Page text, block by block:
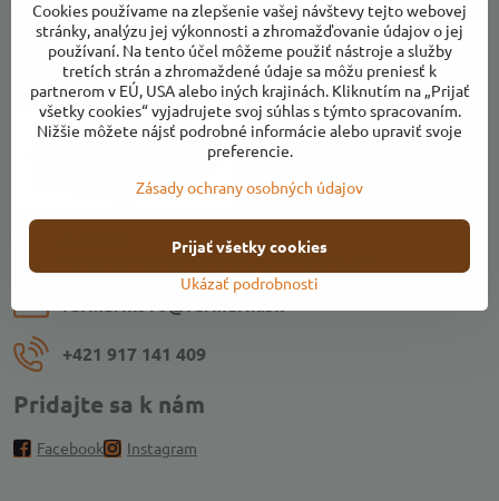
Kontakty
+421 917 141 409
Pridajte sa k nám
Facebook Instagram
Cookies používame na zlepšenie vašej návštevy tejto webovej
stránky, analýzu jej výkonnosti a zhromažďovanie údajov o jej
používaní. Na tento účel môžeme použiť nástroje a služby
tretích strán a zhromaždené údaje sa môžu preniesť k
partnerom v EÚ, USA alebo iných krajinách. Kliknutím na „Prijať
všetky cookies“ vyjadrujete svoj súhlas s týmto spracovaním.
Nižšie môžete nájsť podrobné informácie alebo upraviť svoje
preferencie.
Zásady ochrany osobných údajov
Ukázať podrobnosti
Prijať všetky cookies